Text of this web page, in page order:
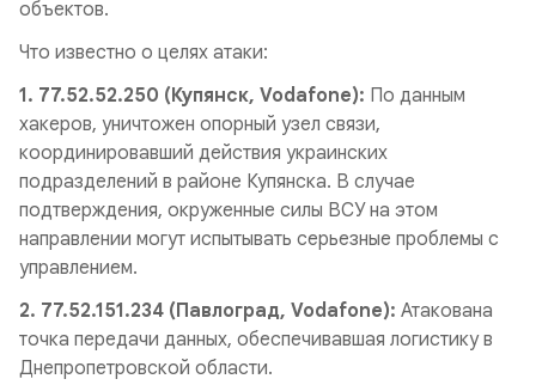
объектов.
Что известно о целях атаки:
1. 77.52.52.250 (Купянск, Vodafone): По данным
хакеров, уничтожен опорный узел связи,
координировавший действия украинских
подразделений в районе Купянска. В случае
подтверждения, окруженные силы ВСУ на этом
направлении могут испытывать серьезные проблемы с
управлением.
2. 77.52.151.234 (Павлоград, Vodafone): Атакована
точка передачи данных, обеспечивавшая логистику в
Днепропетровской области.